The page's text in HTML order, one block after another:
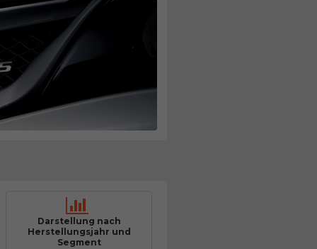
Darstellung nach
Herstellungsjahr und
Segment